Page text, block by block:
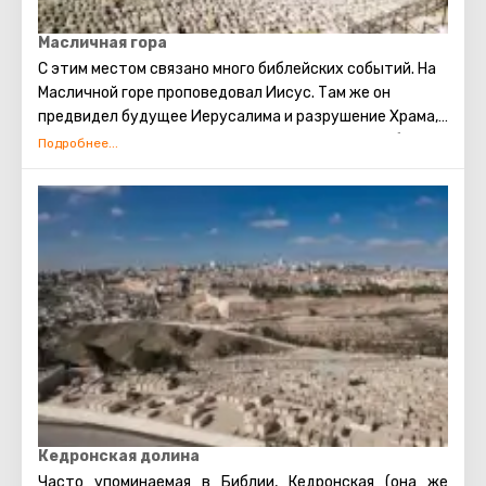
Масличная гора
С этим местом связано много библейских событий. На
Масличной горе проповедовал Иисус. Там же он
предвидел будущее Иерусалима и разрушение Храма,
молился в оливковой роще Гефсиманского сада, был
апостолов – Иуды. Также, пророком Захарией в
древности было сделано предсказание о конце света.
По нему Масличная гора расколется на две части, и
тогда начнётся воскрешение мёртвых. На западном
склоне горы находится иудейское кладбище, где
когда-то был похоронен сын царя Давида- Авессалом,
а сейчас там хоронят видных государственных
деятелей Израиля.
Кедронская долина
Часто упоминаемая в Библии, Кедронская (она же